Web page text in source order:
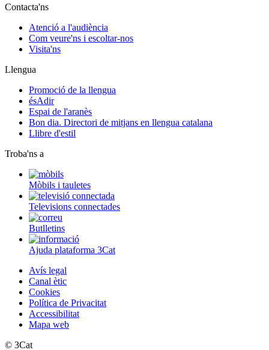
Contacta'ns
Atenció a l'audiència
Com veure'ns i escoltar-nos
Visita'ns
Llengua
Promoció de la llengua
ésAdir
Espai de l'aranès
Bon dia. Directori de mitjans en llengua catalana
Llibre d'estil
Troba'ns a
Mòbils i tauletes
Televisions connectades
Butlletins
Ajuda plataforma 3Cat
Avís legal
Canal ètic
Cookies
Política de Privacitat
Accessibilitat
Mapa web
© 3Cat